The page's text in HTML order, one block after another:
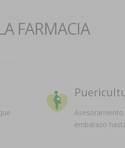
FARMACIA
Asesoramiento
embarazo